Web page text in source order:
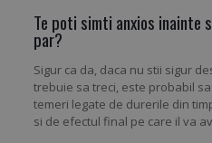
Te poti simti anxios inainte
par?
Sigur ca da, daca nu stii sigur
trebuie sa treci, este probabil
temeri legate de durerile din
si de efectul final pe care il va